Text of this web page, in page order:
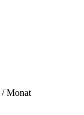
/ Monat